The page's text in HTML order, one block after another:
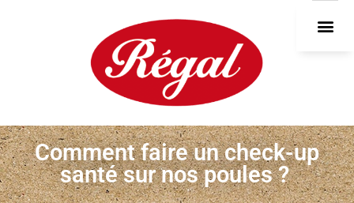
Comment faire un check-up
santé sur nos poules ?